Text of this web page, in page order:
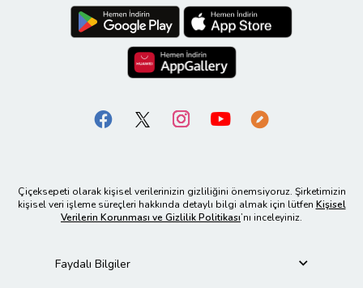
Çiçeksepeti olarak kişisel verilerinizin gizliliğini önemsiyoruz. Şirketimizin
kişisel veri işleme süreçleri hakkında detaylı bilgi almak için lütfen Kişisel
Verilerin Korunması ve Gizlilik Politikası’nı inceleyiniz.
Faydalı Bilgiler